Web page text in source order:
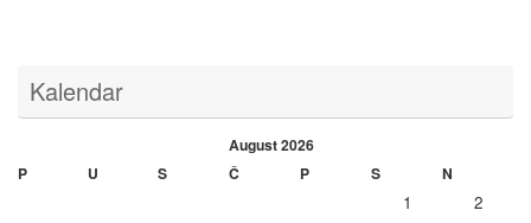
Kalendar
August 2026
P
U S Č P S N
1
2